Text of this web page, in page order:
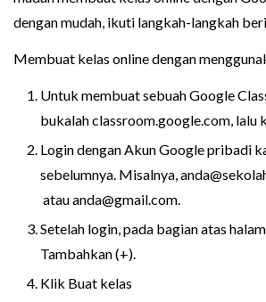
dengan mudah, ikuti langkah-langkah
Membuat kelas online dengan
Untuk membuat sebuah Google
bukalah classroom.google.com, lalu
Login dengan Akun Google pribadi
sebelumnya. Misalnya,
atauanda@gmail.com.
Setelah login, pada bagian atas
Tambahkan (+).
Klik Buat kelas